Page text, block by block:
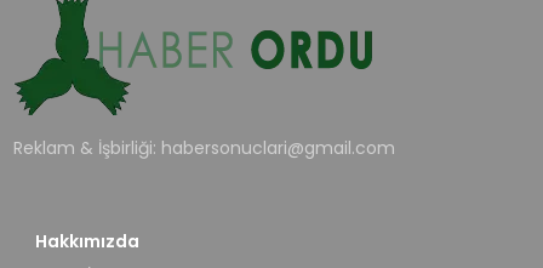
Reklam & İşbirliği: habersonuclari@gmail.com
Hakkımızda